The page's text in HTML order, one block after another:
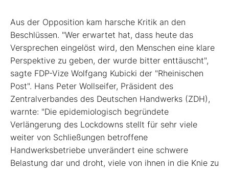
Aus der Opposition kam harsche Kritik an den
Beschlüssen. "Wer erwartet hat, dass heute das
Versprechen eingelöst wird, den Menschen eine klare
Perspektive zu geben, der wurde bitter enttäuscht",
sagte FDP-Vize Wolfgang Kubicki der "Rheinischen
Post". Hans Peter Wollseifer, Präsident des
Zentralverbandes des Deutschen Handwerks (ZDH),
warnte: "Die epidemiologisch begründete
Verlängerung des Lockdowns stellt für sehr viele
weiter von Schließungen betroffene
Handwerksbetriebe unverändert eine schwere
Belastung dar und droht, viele von ihnen in die Knie zu